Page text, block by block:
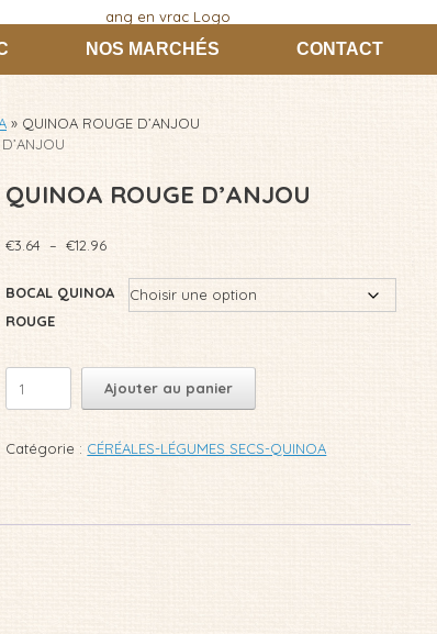
NOS MARCHÉS CONTACT
» QUINOA ROUGE D’ANJOU
QUINOA ROUGE D’ANJOU
€3.64 – €12.96Plage
prix :
BOCAL QUINOA
ROUGE
quantité
de
D'ANJOU
Ajouter au panier
Catégorie : CÉRÉALES-LÉGUMES SECS-QUINOA